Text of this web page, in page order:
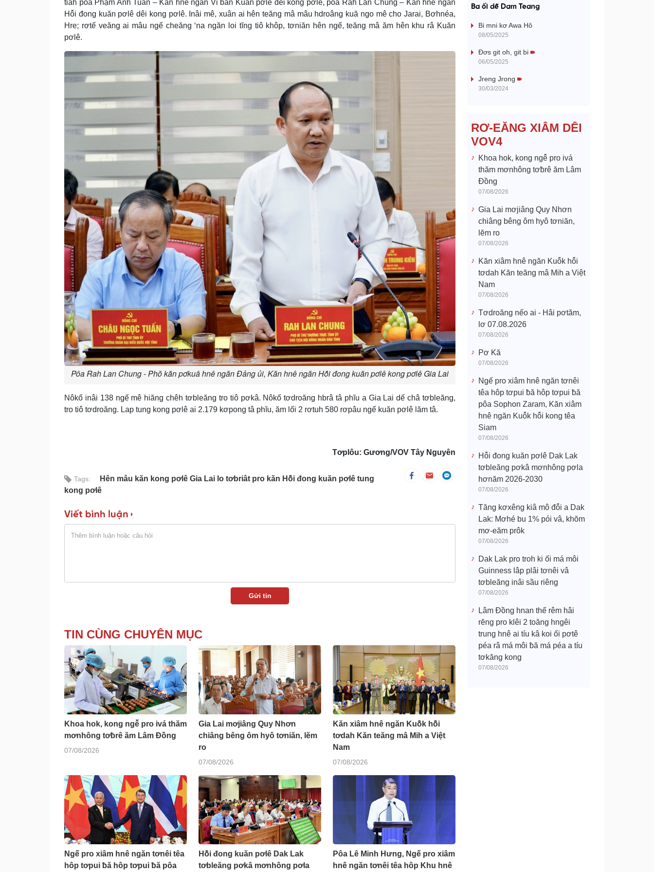
tiah pôa Phạm Anh Tuấn – Kăn hnê ngăn Vi ƀan Kuăn pơlê dêi kong pơlê, pôa Rah Lan Chung – Kăn hnê ngăn
Hô̆i đong kuăn pơlê dêi kong pơlê. Inâi mê, xuân ai hên teăng mâ mâu hdroâng kuă ngo mê cho Jarai, Bơhnéa,
Hre; rơtế veăng ai mâu ngế cheăng ‘na ngăn loi tĭng tiô khôp, tơniăn hên ngế, teăng mâ ăm hên khu râ Kuăn
pơlê.
Pôa Rah Lan Chung - Phŏ kăn pơkuâ hnê ngăn Đảng ủi, Kăn hnê ngăn Hô̆i đong kuăn pơlê kong pơlê Gia Lai
Nôkố inâi 138 ngế mê hiăng chêh tơbleăng tro tiô pơkâ. Nôkố tơdroăng hbrâ tâ phĭu a Gia Lai dế châ tơbleăng,
tro tiô tơdroăng. Lap tung kong pơlê ai 2.179 kơpong tâ phĭu, ăm lối 2 rơtuh 580 rơpâu ngế kuăn pơlê lăm tâ.
Tơplôu: Gương/VOV Tây Nguyên
Tags:
Hên mâu kăn kong pơlê Gia Lai lo tơbriât pro kăn Hô̆i đong kuăn pơlê tung
kong pơlê
Viết bình luận
TIN CÙNG CHUYÊN MỤC
Khoa hok, kong ngê̆ pro ivá thăm
mơnhông tơƀrê ăm Lâm Đồng
07/08/2026
Gia Lai mơjiâng Quy Nhơn
chiâng bêng ôm hyô tơniăn, lĕm
ro
07/08/2026
Kăn xiâm hnê ngăn Kuô̆k hô̆i
tơdah Kăn teăng mâ Mih a Việt
Nam
07/08/2026
Ngế pro xiâm hnê ngăn tơnêi têa
hôp tơpui ƀă hôp tơpui ƀă pôa
Hô̆i đong kuăn pơlê Dak Lak
tơbleăng pơkâ mơnhông pơla
Pôa Lê Minh Hưng, Ngế pro xiâm
hnê ngăn tơnêi têa hôp Khu hnê
a
y
V
o
Ba ối dê̆ Dam Teang
Bi mni kơ Awa Hô
08/05/2025
Đơs git oh, git bi
06/05/2025
Jreng Jrong
30/03/2024
RƠ-EĂNG XIÂM DÊI
VOV4
Khoa hok, kong ngê̆ pro ivá
thăm mơnhông tơƀrê ăm Lâm
Đồng
07/08/2026
Gia Lai mơjiâng Quy Nhơn
chiâng bêng ôm hyô tơniăn,
lĕm ro
07/08/2026
Kăn xiâm hnê ngăn Kuô̆k hô̆i
tơdah Kăn teăng mâ Mih a Việt
Nam
07/08/2026
Tơdroăng nếo ai - Hâi pơtăm,
lơ 07.08.2026
07/08/2026
Pơ Kă
07/08/2026
Ngế pro xiâm hnê ngăn tơnêi
têa hôp tơpui ƀă hôp tơpui ƀă
pôa Sophon Zaram, Kăn xiâm
hnê ngăn Kuô̆k hô̆i kong têa
Siam
07/08/2026
Hô̆i đong kuăn pơlê Dak Lak
tơbleăng pơkâ mơnhông pơla
hơnăm 2026-2030
07/08/2026
Tăng kơxêng kiâ mô đô̆i a Dak
Lak: Mơhé bu 1% pói vâ, khŏm
mơ-eăm prôk
07/08/2026
Dak Lak pro troh ki ối má môi
Guinness lâp plâi tơnêi vâ
tơbleăng inâi sầu riêng
07/08/2026
Lâm Đồng hnan thế rêm hâi
rĕng pro klêi 2 toăng hngêi
trung hnê ai tíu kâ koi ối pơtê
péa râ má môi ƀă má péa a tíu
tơkăng kong
07/08/2026